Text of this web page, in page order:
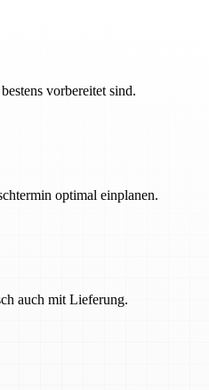
vorbereitet sind.
optimal einplanen.
auch mit Lieferung.